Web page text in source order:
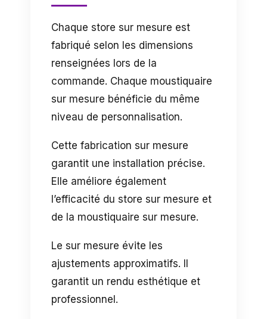
Chaque store sur mesure est
fabriqué selon les dimensions
renseignées lors de la
commande. Chaque moustiquaire
sur mesure bénéficie du même
niveau de personnalisation.
Cette fabrication sur mesure
garantit une installation précise.
Elle améliore également
l’efficacité du store sur mesure et
de la moustiquaire sur mesure.
Le sur mesure évite les
ajustements approximatifs. Il
garantit un rendu esthétique et
professionnel.